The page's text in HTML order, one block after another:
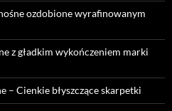
ozdobione wyrafinowanym
z gładkim wykończeniem marki
Cienkie błyszczące skarpetki